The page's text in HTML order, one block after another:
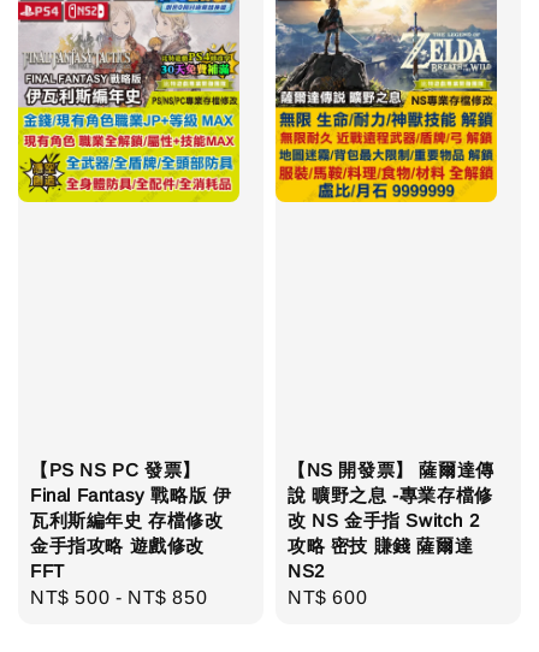
【PS NS PC 發票】
Final Fantasy 戰略版 伊
瓦利斯編年史 存檔修改
金手指攻略 遊戲修改
FFT
Regular
NT$ 500 - NT$ 850
【NS 開發票】 薩爾達傳
說 曠野之息 -專業存檔修
改 NS 金手指 Switch 2
攻略 密技 賺錢 薩爾達
NS2
Regular
NT$ 600